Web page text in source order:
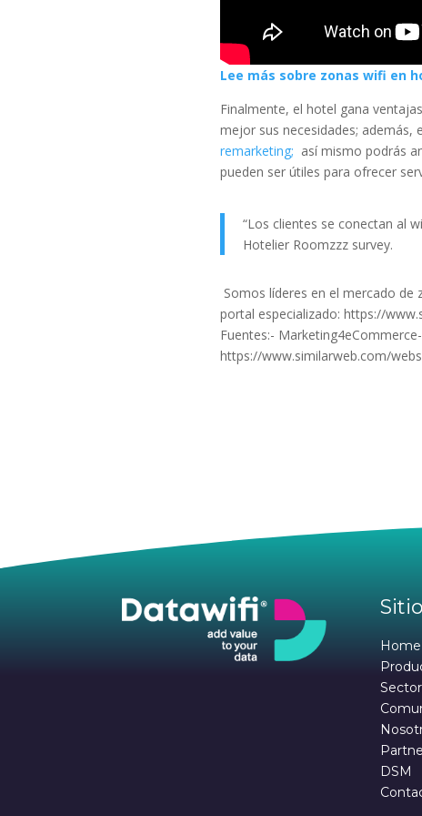
Lee más sobre zonas wifi en
Finalmente, el hotel gana
mejor sus necesidades; además,
remarketing; así mismo podrás
pueden ser útiles para ofrecer
“Los clientes se conectan al
Hotelier Roomzzz survey.
Somos líderes en el mercado
portal especializado: https://
Fuentes:-
https://www.similarweb.com/
Sitio
Home
DSM